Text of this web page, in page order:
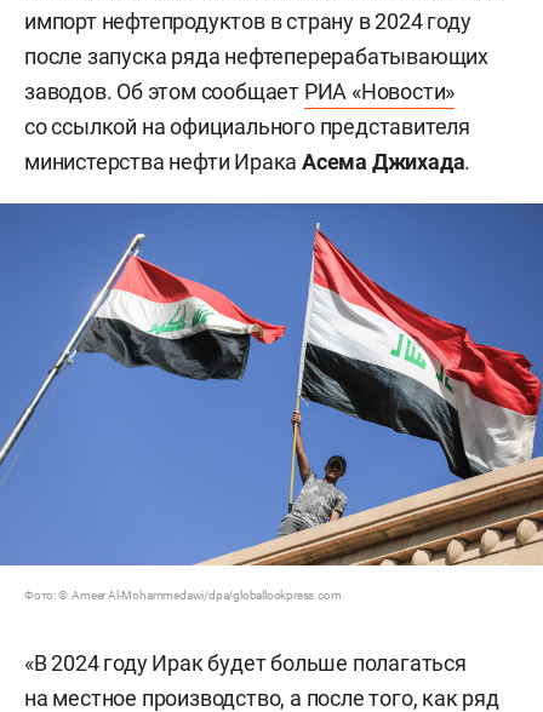
импорт нефтепродуктов в страну в 2024 году
после запуска ряда нефтеперерабатывающих
заводов. Об этом сообщает РИА «Новости»
со ссылкой на официального представителя
министерства нефти ИракаАсема Джихада.
Фото: © Ameer Al-Mohammedawi/dpa/globallookpress.com
«В 2024 году Ирак будет больше полагаться
на местное производство, а после того, как ряд